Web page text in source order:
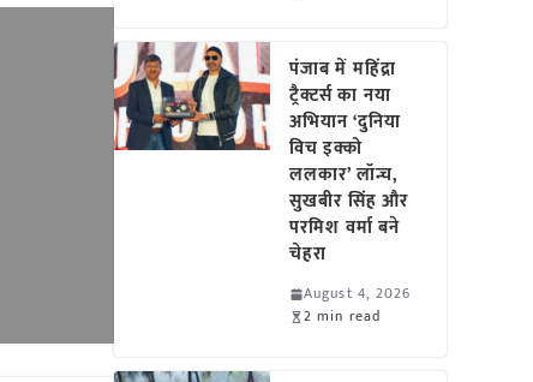
पंजाब में महिंद्रा
ट्रैक्टर्स का नया
अभियान ‘दुनिया
विच इक्को
ललकार’ लॉन्च,
सुखबीर सिंह और
परमिश वर्मा बने
चेहरा
August 4, 2026
2 min read